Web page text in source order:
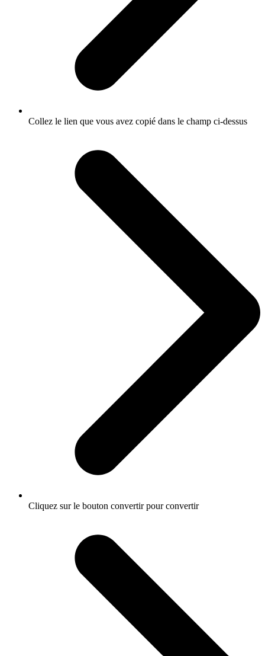
Collez le lien que vous avez copié dans le champ ci-dessus
Cliquez sur le bouton convertir pour convertir